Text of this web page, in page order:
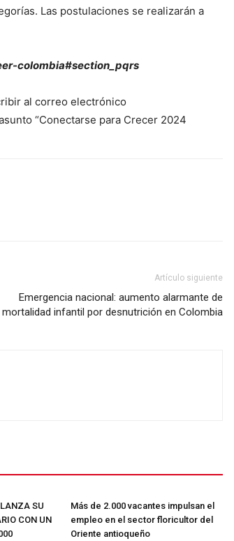
Las postulaciones se realizarán a
colombia#section_pqrs
al correo electrónico
“Conectarse para Crecer 2024
Artículo siguiente
Emergencia nacional: aumento alarmante de
mortalidad infantil por desnutrición en Colombia
SU
CON UN
Más de 2.000 vacantes impulsan el
empleo en el sector floricultor del
Oriente antioqueño